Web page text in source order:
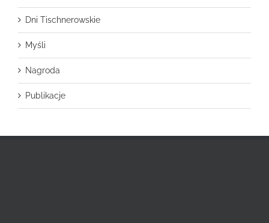
Dni Tischnerowskie
Myśli
Nagroda
Publikacje